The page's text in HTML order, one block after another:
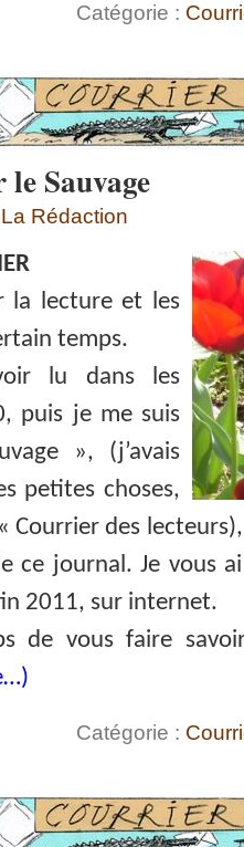
Catégorie :
Sauvage
La Rédaction
la lecture et les
temps.
lu dans les
puis je me suis
», (j’avais
petites choses,
Courrier des
ce journal. Je vous
2011, sur internet.
de vous faire
Catégorie :